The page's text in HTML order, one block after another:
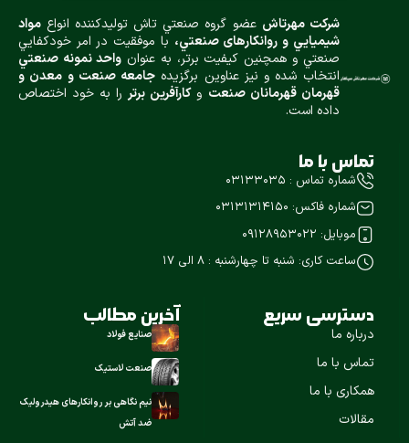
شركت مهرتاش عضو گروه صنعتي تاش توليدكننده انواع مواد
شيميایي و روانكارهای صنعتي، با موفقيت در امر خودكفايي
صنعتي و همچنين كيفيت برتر، به عنوان واحد نمونه صنعتي
انتخاب شده و نيز عناوین برگزیده جامعه صنعت و معدن و
قهرمان قهرمانان صنعت وكارآفرين برتررا به خود اختصاص
داده است.
تماس با ما
شماره تماس : ۰۳۱۳۳۰۳۵
شماره فاکس: ۰۳۱۳۱۳۱۴۱۵۰
موبایل: 09128953022
ساعت کاری: شنبه تا چهارشنبه : ۸ الی 17
دسترسی سریع
درباره ما
تماس با ما
همکاری با ما
مقالات
آخرین مطالب
صنایع فولاد
صنعت لاستیک
نیم نگاهی بر روانکارهای هیدرولیک
ضد آتش